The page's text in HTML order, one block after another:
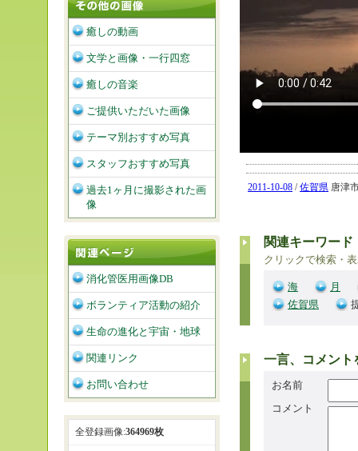
2011-10-08 /佐賀県 唐津
関連キーワード
クリックで検索・
海
月
佐賀県
一言、コメント
お名前
コメント
癒しの動画
文学と画像・一行四窓
癒しの音楽
ご提供いただいた画像
テーマ別おすすめ写真
スタッフおすすめ写真
過去1ヶ月に撮影された画
像
消化管医用画像DB
ボランティア活動の紹介
生命の進化と宇宙・地球
関連リンク
お問い合わせ
全登録画像:364969枚